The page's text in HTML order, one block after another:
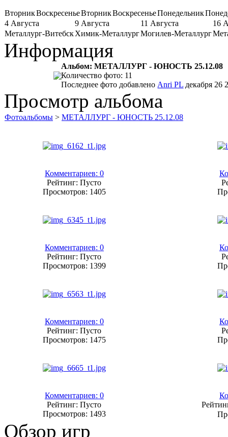
ВторникВоскресеньеВторникВоскресеньеПонедельник
4 Августа
9 Августа 11 Августа
16
Металлург-ВитебскХимик-МеталлургМогилев-Металлург
Информация
Альбом: МЕТАЛЛУРГ - ЮНОСТЬ 25.12.08
Количество фото: 11
Последнее фото добавлено Anri PL декабря 26
Просмотр альбома
Фотоальбомы > МЕТАЛЛУРГ - ЮНОСТЬ 25.12.08
Комментариев: 0
Рейтинг: Пусто
Просмотров: 1405
Комментариев: 0
Рейтинг: Пусто
Просмотров: 1399
Комментариев: 0
Рейтинг: Пусто
Просмотров: 1475
Комментариев: 0
Рейтинг: Пусто
Просмотров: 1493
Обзор игр